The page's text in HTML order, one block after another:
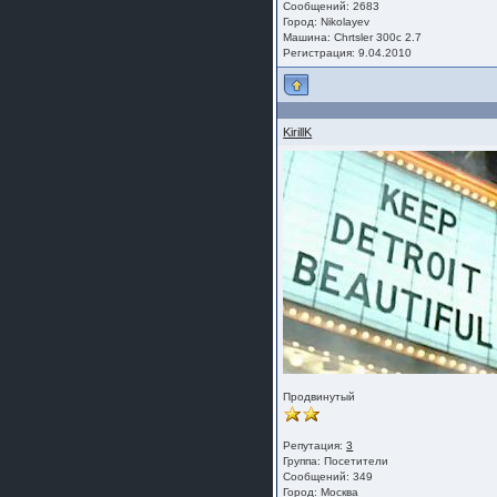
Сообщений: 2683
Город: Nikolayev
Машина: Chrtsler 300c 2.7
Регистрация: 9.04.2010
KirillK
Продвинутый
Репутация:3
Группа:Посетители
Сообщений: 349
Город: Москва